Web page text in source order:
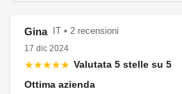
Gina
IT • 2 recensioni
17 dic 2024
★★★★★ Valutata 5 stelle su 5
Ottima azienda